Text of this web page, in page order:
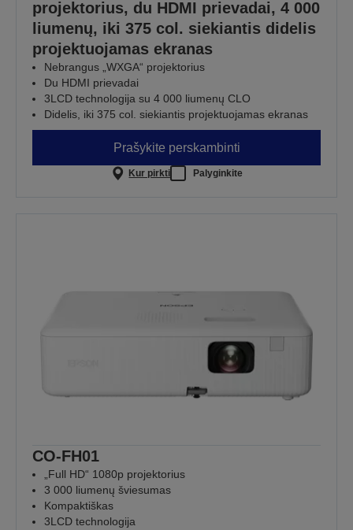
projektorius, du HDMI prievadai, 4 000
liumenų, iki 375 col. siekiantis didelis
projektuojamas ekranas
Nebrangus „WXGA“ projektorius
Du HDMI prievadai
3LCD technologija su 4 000 liumenų CLO
Didelis, iki 375 col. siekiantis projektuojamas ekranas
Prašykite perskambinti
Kur pirkti Palyginkite
CO-FH01
„Full HD“ 1080p projektorius
3 000 liumenų šviesumas
Kompaktiškas
3LCD technologija